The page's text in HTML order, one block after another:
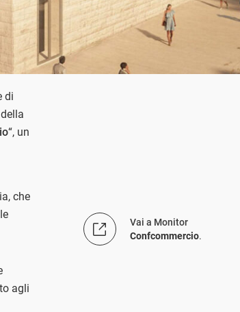
di
“, un
che
Vai a Monitor
Confcommercio.
agli